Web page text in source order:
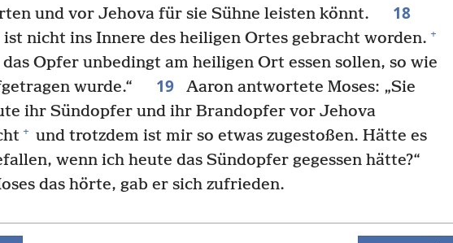
und vor Jehova für sie Sühne leisten könnt.
18
nicht ins Innere des heiligen Ortes gebracht worden. +
Opfer unbedingt am heiligen Ort essen sollen, so wie
wurde.“
19
Aaron antwortete Moses: „Sie
ihr Sündopfer und ihr Brandopfer vor Jehova
+ und trotzdem ist mir so etwas zugestoßen. Hätte es
wenn ich heute das Sündopfer gegessen hätte?“
das hörte, gab er sich zufrieden.